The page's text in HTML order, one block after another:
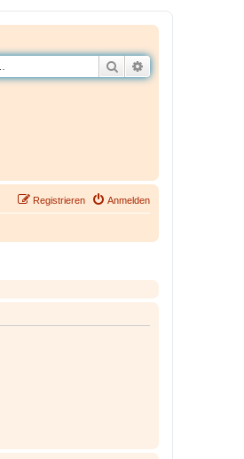
Suche
Anmelden
Registrieren